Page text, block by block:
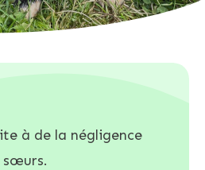
à de la négligence
sœurs.